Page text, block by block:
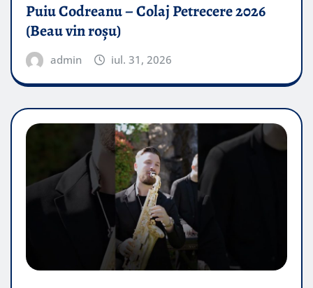
Puiu Codreanu – Colaj Petrecere 2026
(Beau vin roșu)
admin iul. 31, 2026